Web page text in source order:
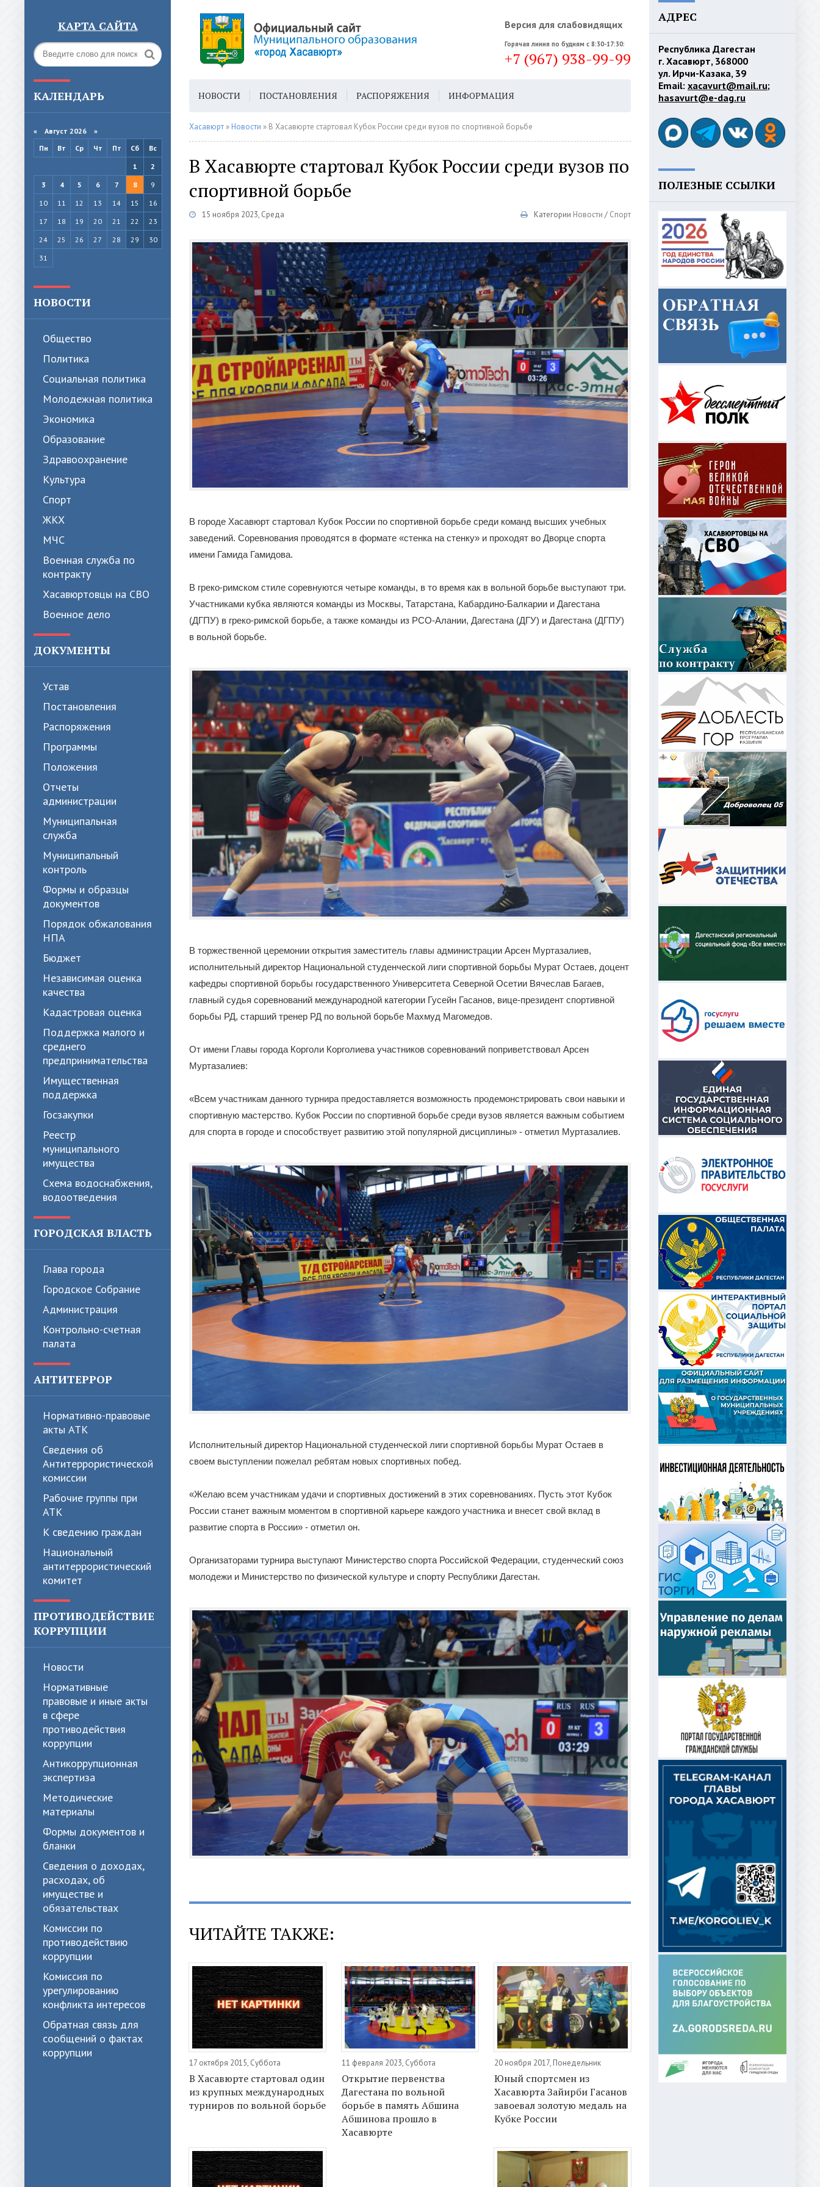
КАРТА САЙТА Версия для слабовидящих
Горячая линия по будням с 8:30-17:30:
+7 (967) 938-99-99
КАЛЕНДАРЬ
« Август 2026 »
Пн
Вт Ср Чт Пт Сб
Вс
1
2
3
4 5 6 7 8
9
10
11 12 13 14 15
16
17
18 19 20 21 22
23
24
25 26 27 28 29
30
31
НОВОСТИ
Общество
Политика
Cоциальная политика
Молодежная политика
Экономика
Образование
Здравоохранение
Культура
Спорт
ЖКХ
МЧС
Военная служба по
контракту
Хасавюртовцы на СВО
Военное дело
ДОКУМЕНТЫ
Устав
Постановления
Распоряжения
Программы
Положения
Отчеты
администрации
Муниципальная
служба
Муниципальный
контроль
Формы и образцы
документов
Порядок обжалования
НПА
Бюджет
Независимая оценка
качества
Кадастровая оценка
Поддержка малого и
среднего
предпринимательства
Имущественная
поддержка
Госзакупки
Реестр
муниципального
имущества
Схема водоснабжения,
водоотведения
ГОРОДСКАЯ ВЛАСТЬ
Глава города
Городское Собрание
Администрация
Контрольно-счетная
палата
АНТИТЕРРОР
Нормативно-правовые
акты АТК
Сведения об
Антитеррористической
комиссии
Рабочие группы при
АТК
К сведению граждан
Национальный
антитеррористический
комитет
ПРОТИВОДЕЙСТВИЕ
КОРРУПЦИИ
Новости
Нормативные
правовые и иные акты
в сфере
противодействия
коррупции
Антикоррупционная
экспертиза
Методические
материалы
Формы документов и
бланки
Сведения о доходах,
расходах, об
имуществе и
обязательствах
Комиссии по
противодействию
коррупции
Комиссия по
урегулированию
конфликта интересов
Обратная связь для
сообщений о фактах
коррупции
НОВОСТИ ПОСТАНОВЛЕНИЯ РАСПОРЯЖЕНИЯ ИНФОРМАЦИЯ
ГОРОДСКАЯ СРЕДА ГЕН. ПЛАН
Хасавюрт » Новости » В Хасавюрте стартовал Кубок России среди вузов по спортивной борьбе
В Хасавюрте стартовал Кубок России среди вузов по
спортивной борьбе
15 ноября 2023, Среда Категории Новости / Спорт
В городе Хасавюрт стартовал Кубок России по спортивной борьбе среди команд высших учебных
заведений. Соревнования проводятся в формате «стенка на стенку» и проходят во Дворце спорта
имени Гамида Гамидова.
В греко-римском стиле соревнуются четыре команды, в то время как в вольной борьбе выступают три.
Участниками кубка являются команды из Москвы, Татарстана, Кабардино-Балкарии и Дагестана
(ДГПУ) в греко-римской борьбе, а также команды из РСО-Алании, Дагестана (ДГУ) и Дагестана (ДГПУ)
в вольной борьбе.
В торжественной церемонии открытия заместитель главы администрации Арсен Муртазалиев,
исполнительный директор Национальной студенческой лиги спортивной борьбы Мурат Остаев, доцент
кафедры спортивной борьбы государственного Университета Северной Осетии Вячеслав Багаев,
главный судья соревнований международной категории Гусейн Гасанов, вице-президент спортивной
борьбы РД, старший тренер РД по вольной борьбе Махмуд Магомедов.
От имени Главы города Корголи Корголиева участников соревнований поприветствовал Арсен
Муртазалиев:
«Всем участникам данного турнира предоставляется возможность продемонстрировать свои навыки и
спортивную мастерство. Кубок России по спортивной борьбе среди вузов является важным событием
для спорта в городе и способствует развитию этой популярной дисциплины» - отметил Муртазалиев.
Исполнительный директор Национальной студенческой лиги спортивной борьбы Мурат Остаев в
своем выступлении пожелал ребятам новых спортивных побед.
«Желаю всем участникам удачи и спортивных достижений в этих соревнованиях. Пусть этот Кубок
России станет важным моментом в спортивной карьере каждого участника и внесет свой вклад в
развитие спорта в России» - отметил он.
Организаторами турнира выступают Министерство спорта Российской Федерации, студенческий союз
молодежи и Министерство по физической культуре и спорту Республики Дагестан.
ЧИТАЙТЕ ТАКЖЕ:
17 октября 2015, Суббота
В Хасавюрте стартовал один
из крупных международных
турниров по вольной борьбе
11 февраля 2023, Суббота
Открытие первенства
Дагестана по вольной
борьбе в память Абшина
Абшинова прошло в
Хасавюрте
20 ноября 2017, Понедельник
Юный спортсмен из
Хасавюрта Зайирби Гасанов
завоевал золотую медаль на
Кубке России
АДРЕС
Республика Дагестан
г. Хасавюрт, 368000
ул. Ирчи-Казака, 39
Email: xacavurt@mail.ru;
hasavurt@e-dag.ru
ПОЛЕЗНЫЕ ССЫЛКИ